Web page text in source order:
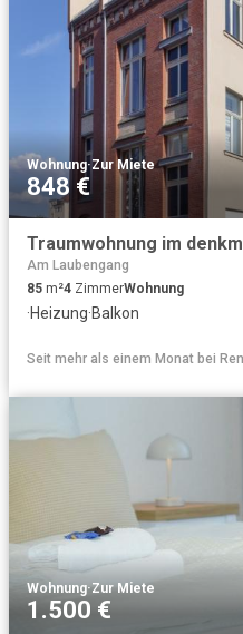
Wohnung·Zur Miete
848 €
Am Laubengang
85 m²4 ZimmerWohnung
·Heizung·Balkon
Seit mehr als einem Monat bei
Wohnung·Zur Miete
1.500 €